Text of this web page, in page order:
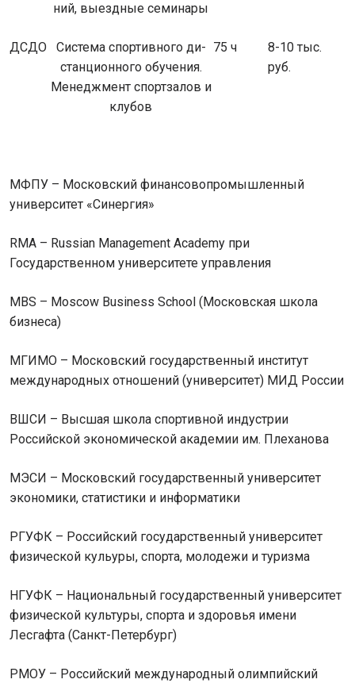
ний, выездные семинары
ДСДО
Система спортивного ди­
станционного обучения.
Менеджмент спортзалов и
клубов
75 ч
8-10 тыс.
руб.
МФПУ – Московский финансовопромышленный
университет «Синергия»
RMA – Russian Management Academy при
Государственном университете управления
MBS – Moscow Business School (Московская школа
бизнеса)
МГИМО – Московский государственный институт
международных отношений (университет) МИД России
ВШСИ – Высшая школа спортивной индустрии
Российской экономической академии им. Плеханова
МЭСИ – Московский государственный университет
экономики, статистики и информатики
РГУФК – Российский государственный университет
физической кульуры, спорта, молодежи и туризма
НГУФК – Национальный государственный университет
физической культуры, cпорта и здоровья имени
Лесгафта (Санкт-Петербург)
РМОУ – Российский международный олимпийский